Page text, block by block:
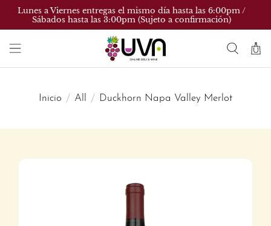
Lunes a Viernes entregas el mismo día hasta las 6:00pm /
Sábados hasta las 3:00pm (Sujeto a confirmación)
Inicio All Duckhorn Napa Valley Merlot